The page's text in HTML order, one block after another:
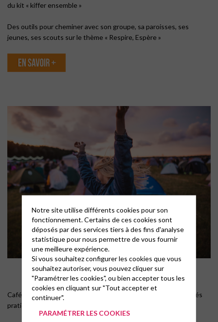
du kit « kiffer ensemble »
Des outils pour cheminer avec son groupe, sa paroisses, ses
jeunes, ses scouts sur le thème « Respire, Espère »
Café KIFF de janvier – février 2025 pour présenter les modalités
pratiques d’inscription au Grand KIFF
Notre site utilise différents cookies pour son
fonctionnement. Certains de ces cookies sont
déposés par des services tiers à des fins d'analyse
statistique pour nous permettre de vous fournir
une meilleure expérience.
Si vous souhaitez configurer les cookies que vous
souhaitez autoriser, vous pouvez cliquer sur
"Paramétrer les cookies", ou bien accepter tous les
cookies en cliquant sur "Tout accepter et
continuer".
PARAMÉTRER LES COOKIES